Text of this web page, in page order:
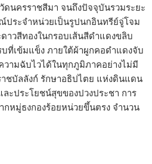
ดนครราชสีมา จนถึงปัจจุบันรวมระยะ
ประจำหน่วยเป็นรูปนกอินทรีย์จู่โจม
าวสีทองในกรอบเส้นสีดำแดงขลิบ
ที่เข้มแข็ง ภายใต้ผ้าผูกคอดำแดงจับ
วามฉับไวได้ในทุกภูมิภาคอย่างไม่มี
ชบัลลังก์ รักษาอธิปไตย แห่งดินแดน
ละประโยชน์สุขของปวงประชา การ
หมู่ธงกองร้อยหน่วยขึ้นตรง จำนวน